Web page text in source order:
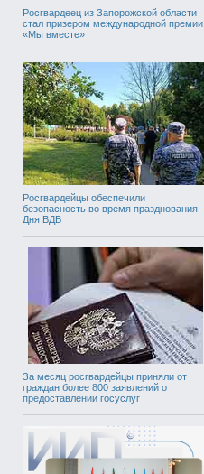
Росгвардеец из Запорожской области
стал призером международной премии
«Мы вместе»
Росгвардейцы обеспечили
безопасность во время празднования
Дня ВДВ
За месяц росгвардейцы приняли от
граждан более 800 заявлений о
предоставлении госуслуг